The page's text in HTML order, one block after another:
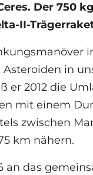
Der 750
II-
in
er 2012 die
mit einem
zwischen
km nähern.
das